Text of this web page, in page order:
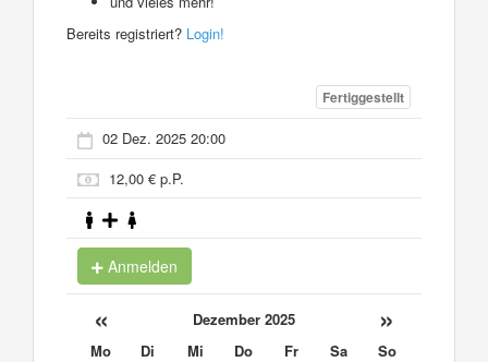
Bereits registriert? Login!
Fertiggestellt
02 Dez. 2025 20:00
12,00 € p.P.
Anmelden
« Dezember 2025 »
Mo Di Mi Do Fr Sa
So